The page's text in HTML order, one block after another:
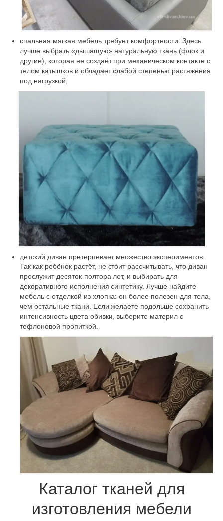
спальная мягкая мебель требует комфортности. Здесь
лучше выбрать «дышащую» натуральную ткань (флок и
другие), которая не создаёт при механическом контакте с
телом катышков и обладает слабой степенью растяжения
под нагрузкой;
детский диван претерпевает множество экспериментов.
Так как ребёнок растёт, не стóит рассчитывать, что диван
прослужит десяток-полтора лет, и выбирать для
декоративного исполнения синтетику. Лучше найдите
мебель с отделкой из хлопка: он более полезен для тела,
чем остальные ткани. Если желаете подольше сохранить
интенсивность цвета обивки , выберите материл с
тефлоновой пропиткой.
Каталог тканей для
изготовления мебели